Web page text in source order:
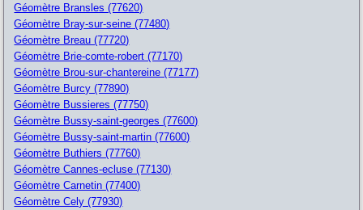
Géomètre Bransles (77620)
Géomètre Bray-sur-seine (77480)
Géomètre Breau (77720)
Géomètre Brie-comte-robert (77170)
Géomètre Brou-sur-chantereine (77177)
Géomètre Burcy (77890)
Géomètre Bussieres (77750)
Géomètre Bussy-saint-georges (77600)
Géomètre Bussy-saint-martin (77600)
Géomètre Buthiers (77760)
Géomètre Cannes-ecluse (77130)
Géomètre Carnetin (77400)
Géomètre Cely (77930)